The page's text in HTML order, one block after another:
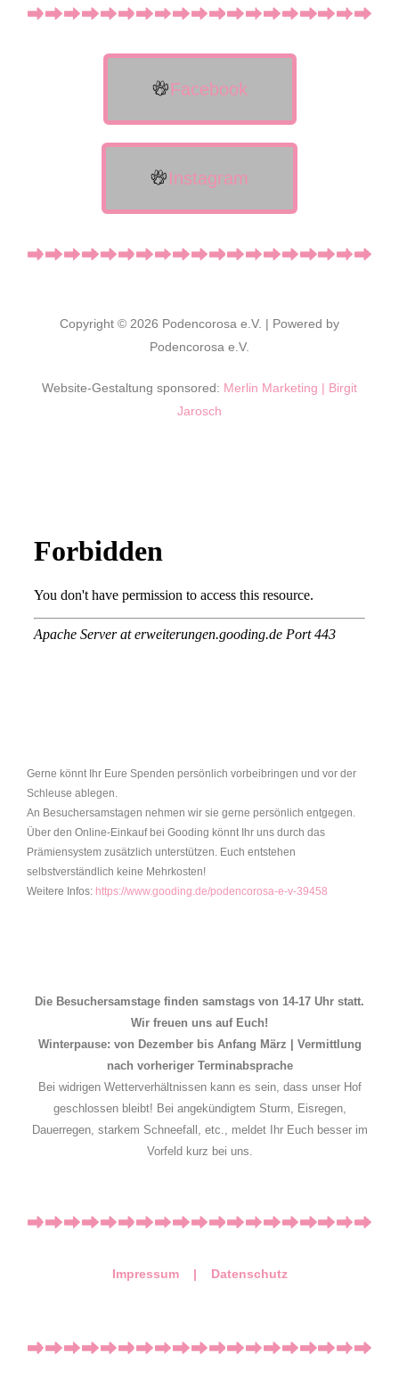
Facebook
Instagram
Copyright © 2026 Podencorosa e.V. | Powered by
Podencorosa e.V.
Website-Gestaltung sponsored: Merlin Marketing | Birgit
Jarosch
Gerne könnt Ihr Eure Spenden persönlich vorbeibringen und vor der
Schleuse ablegen.
An Besuchersamstagen nehmen wir sie gerne persönlich entgegen.
Über den Online-Einkauf bei Gooding könnt Ihr uns durch das
Prämiensystem zusätzlich unterstützen. Euch entstehen
selbstverständlich keine Mehrkosten!
Weitere Infos: https://www.gooding.de/podencorosa-e-v-39458
Die Besuchersamstage finden samstags von 14-17 Uhr statt.
Wir freuen uns auf Euch!
Winterpause: von Dezember bis Anfang März | Vermittlung
nach vorheriger Terminabsprache
Bei widrigen Wetterverhältnissen kann es sein, dass unser Hof
geschlossen bleibt! Bei angekündigtem Sturm, Eisregen,
Dauerregen, starkem Schneefall, etc., meldet Ihr Euch besser im
Vorfeld kurz bei uns.
Impressum | Datenschutz